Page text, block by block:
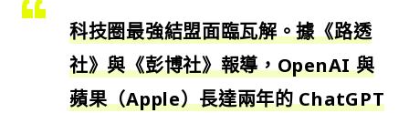
科技圈最強結盟面臨瓦解。據《路透
社》與《彭博社》報導，OpenAI 與
蘋果（Apple）長達兩年的 ChatGPT